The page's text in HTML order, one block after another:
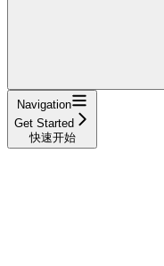
Navigation
Get Started
快速开始